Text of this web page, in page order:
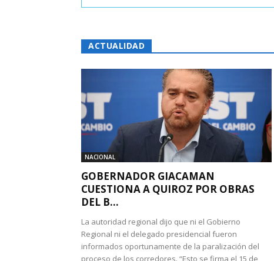
ACTUALIDAD
NACIONAL
GOBERNADOR GIACAMAN
CUESTIONA A QUIROZ POR OBRAS
DEL B...
La autoridad regional dijo que ni el Gobierno
Regional ni el delegado presidencial fueron
informados oportunamente de la paralización del
proceso de los corredores. “Esto se firma el 15 de